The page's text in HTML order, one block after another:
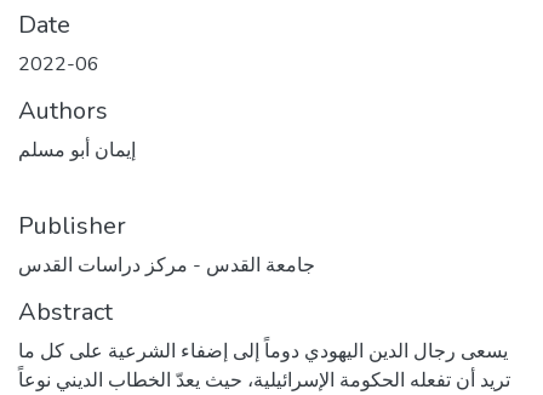
Date
2022-06
Authors
إيمان أبو مسلم
Publisher
جامعة القدس - مركز دراسات القدس
Abstract
يسعى رجال الدين اليهودي دوماً إلى إضفاء الشرعية على كل ما
تريد أن تفعله الحكومة الإسرائيلية، حيث يعدّ الخطاب الديني نوعاً